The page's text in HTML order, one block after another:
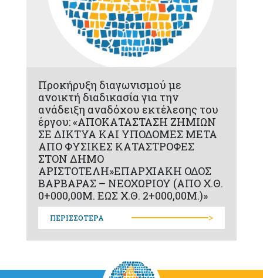
Προκήρυξη διαγωνισμού με
ανοικτή διαδικασία για την
ανάδειξη αναδόχου εκτέλεσης του
έργου: «ΑΠΟΚΑΤΑΣΤΑΣΗ ΖΗΜΙΩΝ
ΣΕ ΔΙΚΤΥΑ ΚΑΙ ΥΠΟΔΟΜΕΣ ΜΕΤΑ
ΑΠΟ ΦΥΣΙΚΕΣ ΚΑΤΑΣΤΡΟΦΕΣ
ΣΤΟΝ ΔΗΜΟ
ΑΡΙΣΤΟΤΕΛΗ»ΕΠΑΡΧΙΑΚΗ ΟΔΟΣ
ΒΑΡΒΑΡΑΣ – ΝΕΟΧΩΡΙΟΥ (ΑΠΟ Χ.Θ.
0+000,00Μ. ΕΩΣ Χ.Θ. 2+000,00Μ.)»
ΠΕΡΙΣΣΟΤΕΡΑ >